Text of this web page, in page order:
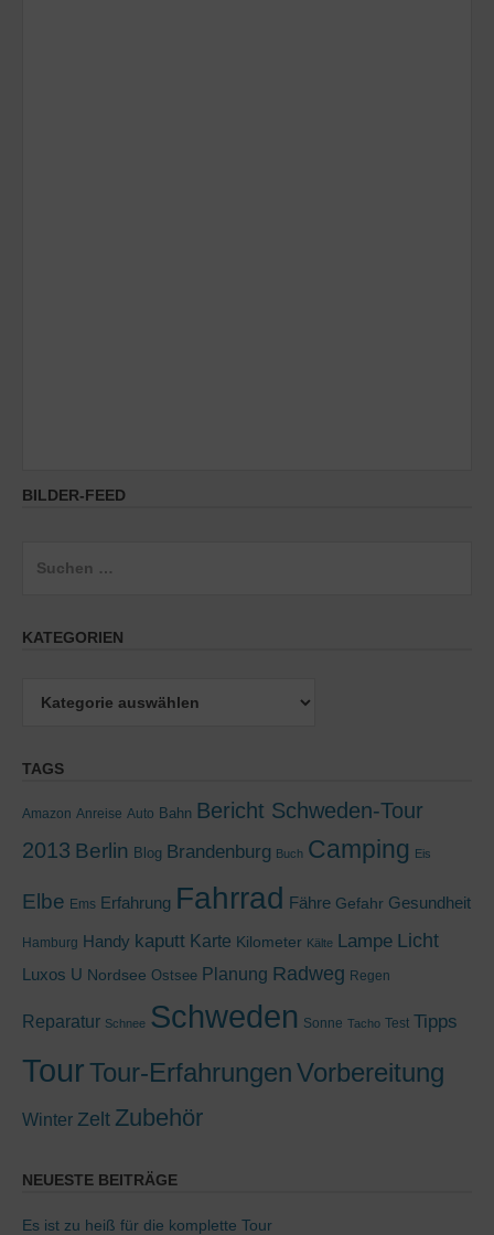
BILDER-FEED
KATEGORIEN
TAGS
Amazon Anreise Auto Bahn Bericht Schweden-Tour
2013 Berlin Blog Brandenburg Buch Camping Eis
Elbe Ems Erfahrung Fahrrad Fähre Gefahr Gesundheit
Hamburg Handy kaputt Karte Kilometer Kälte Lampe Licht
Luxos U Nordsee Ostsee Planung Radweg Regen
Reparatur Schnee Schweden Sonne Tacho Test Tipps
TourTour-ErfahrungenVorbereitung
Winter Zelt Zubehör
NEUESTE BEITRÄGE
Es ist zu heiß für die komplette Tour